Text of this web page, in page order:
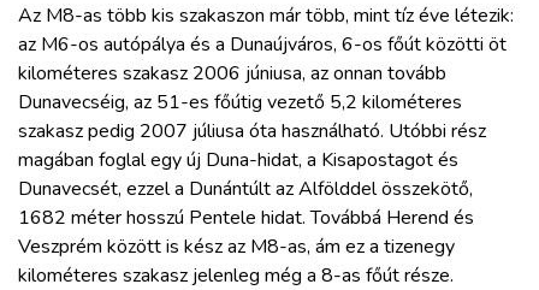
Az M8-as több kis szakaszon már több, mint tíz éve létezik:
az M6-os autópálya és a Dunaújváros, 6-os főút közötti öt
kilométeres szakasz 2006 júniusa, az onnan tovább
Dunavecséig, az 51-es főútig vezető 5,2 kilométeres
szakasz pedig 2007 júliusa óta használható. Utóbbi rész
magában foglal egy új Duna-hidat, a Kisapostagot és
Dunavecsét, ezzel a Dunántúlt az Alfölddel összekötő,
1682 méter hosszú Pentele hidat. Továbbá Herend és
Veszprém között is kész az M8-as, ám ez a tizenegy
kilométeres szakasz jelenleg még a 8-as főút része.